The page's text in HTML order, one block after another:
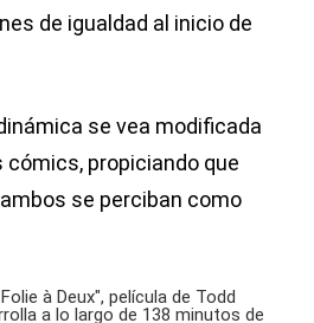
de igualdad al inicio de
se vea modificada
cómics, propiciando que
se perciban como